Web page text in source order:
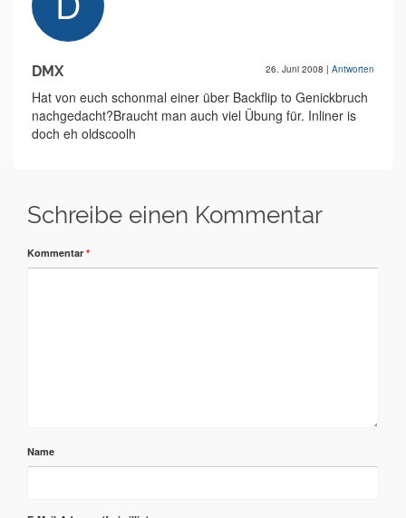
DMX 26. Juni 2008 | Antworten
Hat von euch schonmal einer über Backflip to Genickbruch
nachgedacht?Braucht man auch viel Übung für. Inliner is
doch eh oldscoolh
Schreibe einen Kommentar
Kommentar *
Name